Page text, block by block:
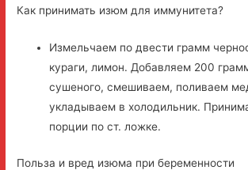
Как принимать изюм для иммунитета?
Измельчаем по двести грамм
кураги, лимон. Добавляем 200
сушеного, смешиваем, поливаем
укладываем в холодильник.
порции по ст. ложке.
Польза и вред изюма при беременности